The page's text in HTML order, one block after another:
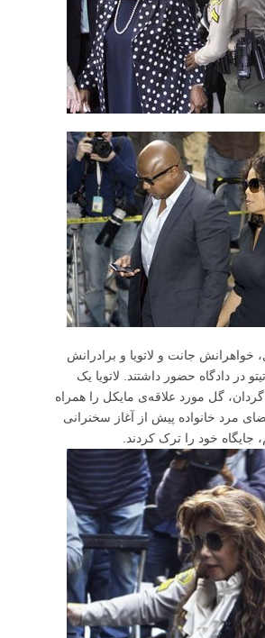
خواهرانش جانت و لاتویا و برادرانش
در دادگاه حضور داشتند. لاتویا یک
گل مورد علاقه‌ی مایکل را همراه
مرد خانواده پیش از آغاز سخنرانی
جایگاه خود را ترک کردند.